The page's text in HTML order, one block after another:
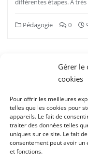
Gérer le
cookies
Pour offrir les meilleures
telles que les cookies pour
appareils. Le fait de
traiter des données telles
uniques sur ce site. Le fait
consentement peut avoir
et fonctions.
différentes étapes. A
Pédagogie 0
1ère soirée
Applications